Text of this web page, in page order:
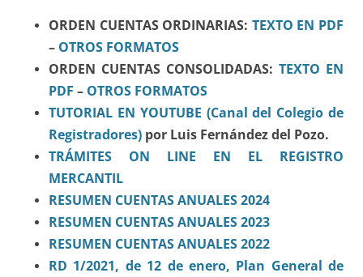
ORDEN CUENTAS ORDINARIAS: TEXTO EN PDF
– OTROS FORMATOS
ORDEN CUENTAS CONSOLIDADAS: TEXTO EN
PDF – OTROS FORMATOS
TUTORIAL EN YOUTUBE (Canal del Colegio de
Registradores) por Luis Fernández del Pozo.
TRÁMITES ON LINE EN EL REGISTRO
MERCANTIL
RESUMEN CUENTAS ANUALES 2024
RESUMEN CUENTAS ANUALES 2023
RESUMEN CUENTAS ANUALES 2022
RD 1/2021, de 12 de enero, Plan General de